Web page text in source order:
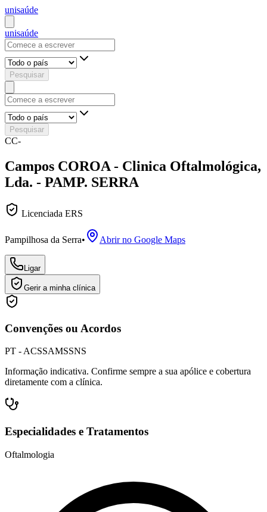
unisaúde
unisaúde
Pesquisar
Pesquisar
CC-
Campos COROA - Clinica Oftalmológica,
Lda. - PAMP. SERRA
Licenciada ERS
Pampilhosa da Serra• Abrir no Google Maps
Ligar
Gerir a minha clínica
Convenções ou Acordos
PT - ACSSAMSSNS
Informação indicativa. Confirme sempre a sua apólice e cobertura
diretamente com a clínica.
Especialidades e Tratamentos
Oftalmologia